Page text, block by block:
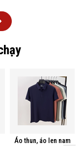
Áo thun, áo len nam